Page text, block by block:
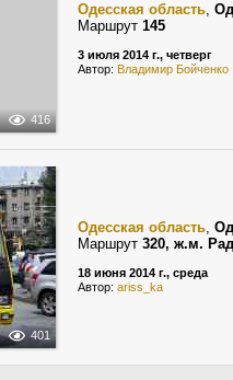
416
Одесская область,
Маршрут 145
3 июля 2014 г., четверг
Автор: Владимир Бойченко
401
Одесская область,
Маршрут 320, ж.м.
18 июня 2014 г., среда
Автор: ariss_ka